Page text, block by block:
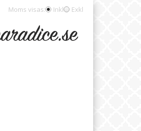
Moms visas: Inkl Exkl